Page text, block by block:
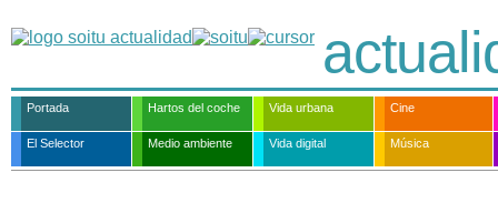
Portada Hartos del coche Vida urbana Cine
El Selector Medio ambiente Vida digital Música